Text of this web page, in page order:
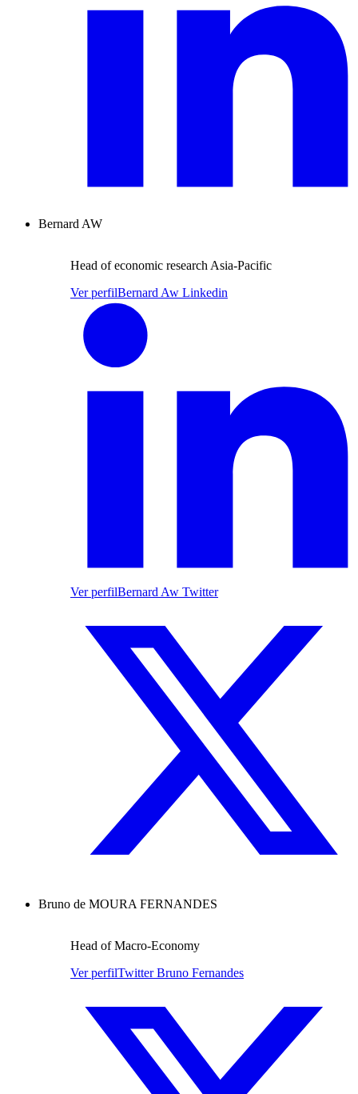
Bernard AW
Head of economic research Asia-Pacific
Ver perfilBernard Aw Linkedin
Ver perfilBernard Aw Twitter
Bruno de MOURA FERNANDES
Head of Macro-Economy
Ver perfilTwitter Bruno Fernandes